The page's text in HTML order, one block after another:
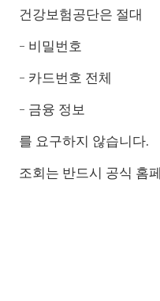
건강보험공단은 절대
- 비밀번호
- 카드번호 전체
- 금융 정보
를 요구하지 않습니다.
조회는 반드시 공식 홈